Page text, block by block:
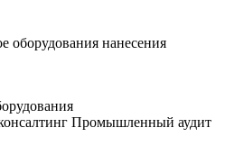
оборудования нанесения
Промышленный аудит